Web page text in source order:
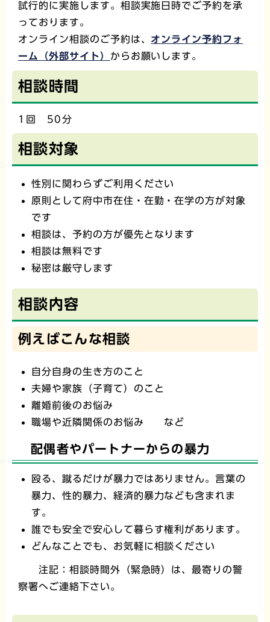
試行的に実施します。相談実施日時でご予約を承
っております。
オンライン相談のご予約は、 オンライン予約フォ
ーム（外部サイト） からお願いします。
相談時間
1回 50分
相談対象
性別に関わらずご利用ください
原則として府中市在住・在勤・在学の方が対象
です
相談は、予約の方が優先となります
相談は無料です
秘密は厳守します
相談内容
例えばこんな相談
自分自身の生き方のこと
夫婦や家族（子育て）のこと
離婚前後のお悩み
職場や近隣関係のお悩み など
配偶者やパートナーからの暴力
殴る、蹴るだけが暴力ではありません。言葉の
暴力、性的暴力、経済的暴力なども含まれま
す。
誰でも安全で安心して暮らす権利があります。
どんなことでも、お気軽に相談ください
注記：相談時間外（緊急時）は、最寄りの警
察署へご連絡下さい。